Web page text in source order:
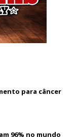
para câncer
96% no mundo